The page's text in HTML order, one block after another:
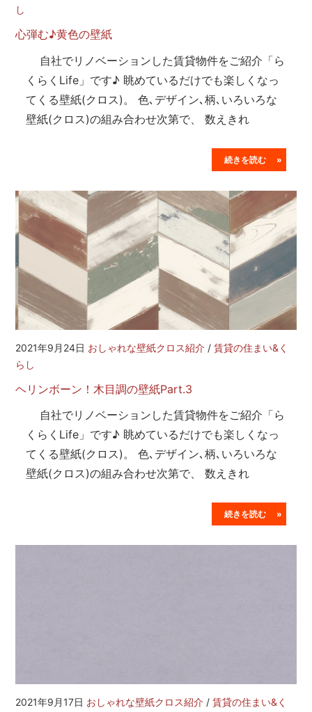
し
心弾む♪黄色の壁紙
自社でリノベーションした賃貸物件をご紹介「ら
くらくLife」です♪ 眺めているだけでも楽しくなっ
てくる壁紙(クロス)。 色､デザイン､柄､いろいろな
壁紙(クロス)の組み合わせ次第で、 数えきれ
続きを読む »
2021年9月24日 おしゃれな壁紙クロス紹介 /賃貸の住まい&く
らし
ヘリンボーン！木目調の壁紙Part.3
自社でリノベーションした賃貸物件をご紹介「ら
くらくLife」です♪ 眺めているだけでも楽しくなっ
てくる壁紙(クロス)。 色､デザイン､柄､いろいろな
壁紙(クロス)の組み合わせ次第で、 数えきれ
続きを読む »
2021年9月17日 おしゃれな壁紙クロス紹介 /賃貸の住まい&く